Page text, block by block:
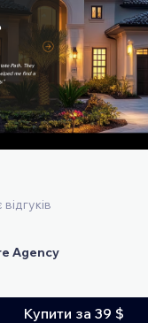
Agency
Купити за 39 $